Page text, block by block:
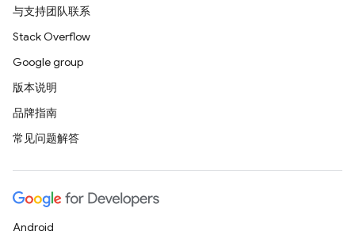
与支持团队联系
Stack Overflow
Google group
版本说明
品牌指南
常见问题解答
Android